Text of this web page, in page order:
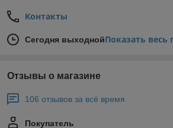
Контакты
Сегодня выходнойПоказать весь
Отзывы о магазине
106 отзывов за всё время
Покупатель